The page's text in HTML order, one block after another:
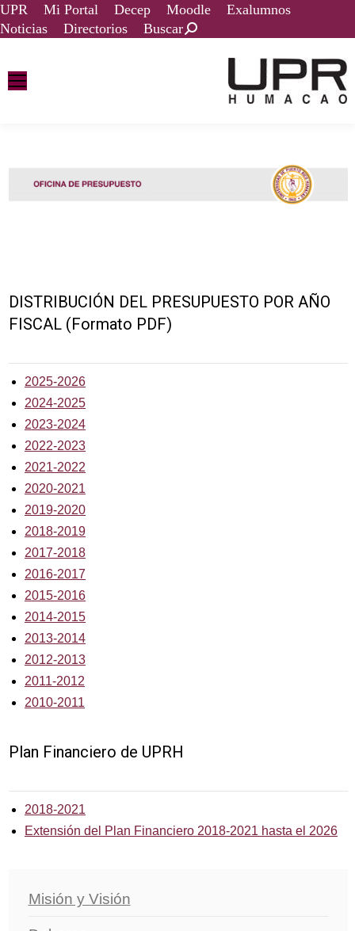
UPR Mi Portal Decep Moodle
Exalumnos
Noticias
Directorios Buscar
DISTRIBUCIÓN DEL PRESUPUESTO POR AÑO
FISCAL (Formato PDF)
2025-2026
2024-2025
2023-2024
2022-2023
2021-2022
2020-2021
2019-2020
2018-2019
2017-2018
2016-2017
2015-2016
2014-2015
2013-2014
2012-2013
2011-2012
2010-2011
Plan Financiero de UPRH
2018-2021
Extensión del Plan Financiero 2018-2021 hasta el 2026
Misión y Visión